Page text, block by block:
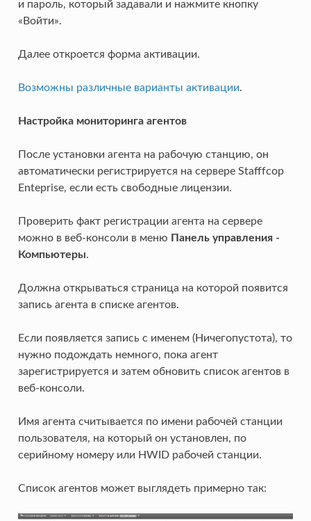
и пароль, который задавали и нажмите кнопку
«Войти».
Далее откроется форма активации.
Возможны различные варианты активации.
Настройка мониторинга агентов
После установки агента на рабочую станцию, он
автоматически регистрируется на сервере Stafffcop
Enteprise, если есть свободные лицензии.
Проверить факт регистрации агента на сервере
можно в веб-консоли в меню Панель управления -
Компьютеры.
Должна открываться страница на которой появится
запись агента в списке агентов.
Если появляется запись с именем (Ничегопустота), то
нужно подождать немного, пока агент
зарегистрируется и затем обновить список агентов в
веб-консоли.
Имя агента считывается по имени рабочей станции
пользователя, на который он установлен, по
серийному номеру или HWID рабочей станции.
Список агентов может выглядеть примерно так: